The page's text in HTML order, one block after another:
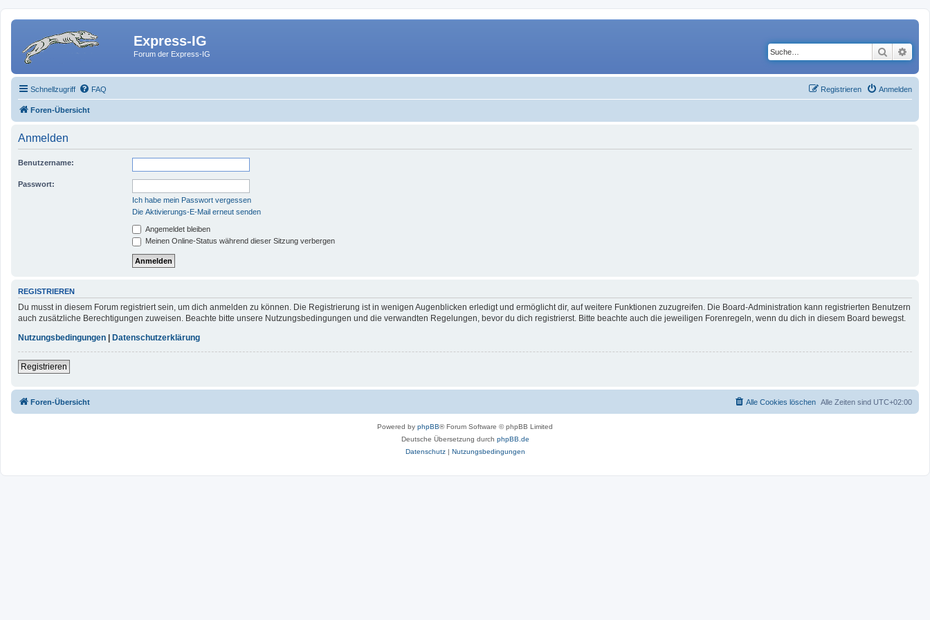
Express-IG
Forum der Express-IG Suche
Schnellzugriff FAQ Anmelden
Registrieren
Foren-Übersicht
Anmelden
Benutzername:
Passwort:
Ich habe mein Passwort vergessen
Die Aktivierungs-E-Mail erneut senden
Angemeldet bleiben
Meinen Online-Status während dieser Sitzung verbergen
REGISTRIEREN
Du musst in diesem Forum registriert sein, um dich anmelden zu können. Die Registrierung ist in wenigen Augenblicken erledigt und ermöglicht dir, auf weitere Funktionen zuzugreifen. Die Board-Administration kann registrierten Benutzern
auch zusätzliche Berechtigungen zuweisen. Beachte bitte unsere Nutzungsbedingungen und die verwandten Regelungen, bevor du dich registrierst. Bitte beachte auch die jeweiligen Forenregeln, wenn du dich in diesem Board bewegst.
Nutzungsbedingungen
Datenschutzerklärung
Registrieren
Foren-Übersicht Alle Zeiten sind UTC+02:00
Alle Cookies löschen
Powered by phpBB® Forum Software © phpBB Limited
Deutsche Übersetzung durch phpBB.de
Datenschutz| Nutzungsbedingungen